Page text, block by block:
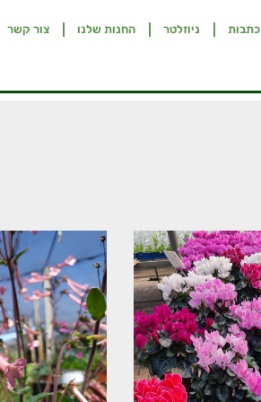
כתבות ניוזלטר החנות שלנו צור קשר